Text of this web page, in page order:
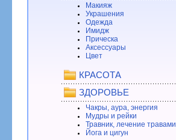
Макияж
Украшения
Одежда
Имидж
Прическа
Аксессуары
Цвет
КРАСОТА
ЗДОРОВЬЕ
Чакры, аура, энергия
Мудры и рейки
Травник, лечение травами
Йога и цигун